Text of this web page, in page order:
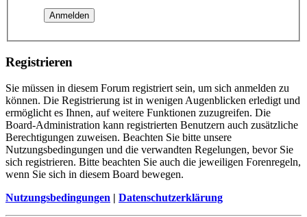
Registrieren
Sie müssen in diesem Forum registriert sein, um sich anmelden zu
können. Die Registrierung ist in wenigen Augenblicken erledigt und
ermöglicht es Ihnen, auf weitere Funktionen zuzugreifen. Die
Board-Administration kann registrierten Benutzern auch zusätzliche
Berechtigungen zuweisen. Beachten Sie bitte unsere
Nutzungsbedingungen und die verwandten Regelungen, bevor Sie
sich registrieren. Bitte beachten Sie auch die jeweiligen Forenregeln,
wenn Sie sich in diesem Board bewegen.
Nutzungsbedingungen | Datenschutzerklärung